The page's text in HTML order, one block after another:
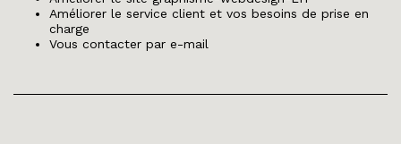
Améliorer le service client et vos besoins de prise en
charge
Vous contacter par e-mail